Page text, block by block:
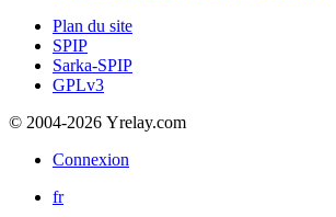
Plan du site
SPIP
Sarka-SPIP
GPLv3
© 2004-2026 Yrelay.com
Connexion
fr